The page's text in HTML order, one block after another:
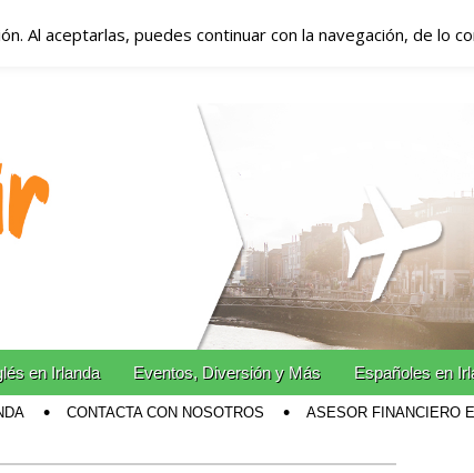
– Vivir en
en Irlanda
en Irlanda Eventos, Diversión y Más Españoles en
CONTACTA CON NOSOTROS ASESOR FINANCIERO
Al aceptarlas, puedes continuar con la navegación, de lo